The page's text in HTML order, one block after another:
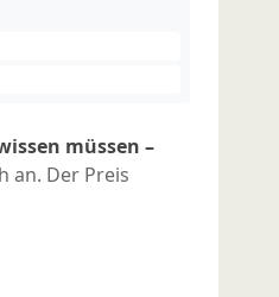
müssen –
an. Der Preis